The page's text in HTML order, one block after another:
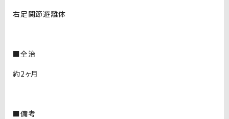
右足関節遊離体
■全治
約2ヶ月
■備考